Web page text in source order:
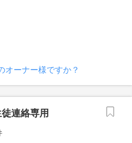
オーナー様ですか？
連絡専用